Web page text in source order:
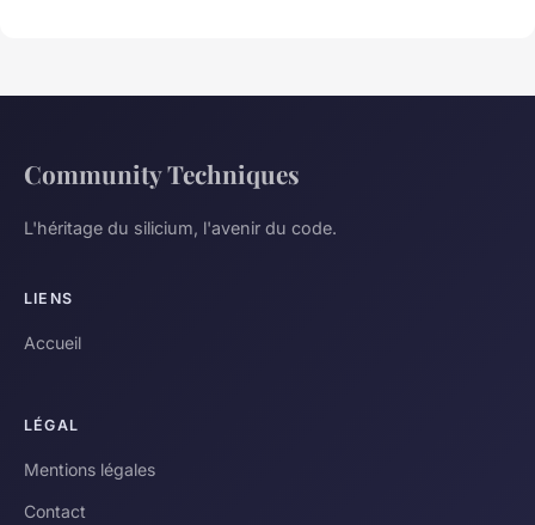
Community Techniques
L'héritage du silicium, l'avenir du code.
LIENS
Accueil
LÉGAL
Mentions légales
Contact